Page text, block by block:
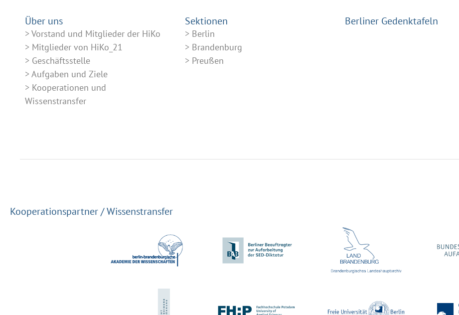
Über uns
Vorstand und Mitglieder der HiKo
Mitglieder von HiKo_21
Geschäftsstelle
Aufgaben und Ziele
Kooperationen und
Wissenstransfer
Sektionen
Berlin
Brandenburg
Preußen
Berliner Gedenktafeln
Kooperationspartner / Wissenstransfer